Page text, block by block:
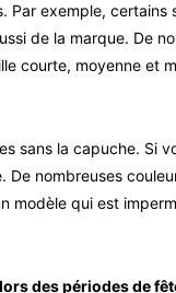
Par exemple, certains
de la marque. De
courte, moyenne et
sans la capuche. Si
nombreuses
modèle qui est
lors des périodes de